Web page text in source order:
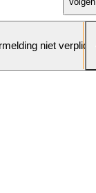
niet verplicht